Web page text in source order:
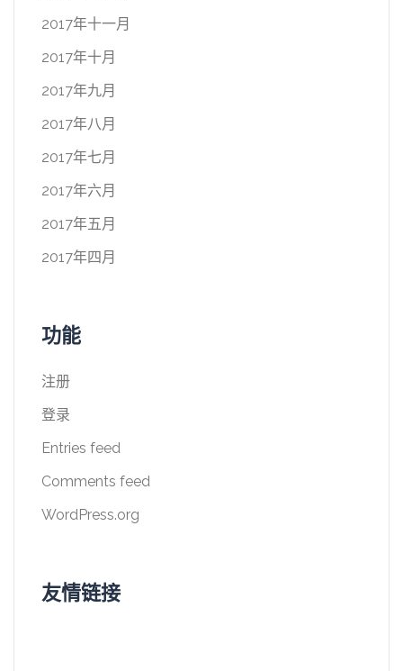
2017年十一月
2017年十月
2017年九月
2017年八月
2017年七月
2017年六月
2017年五月
2017年四月
功能
注册
登录
Entries feed
Comments feed
WordPress.org
友情链接